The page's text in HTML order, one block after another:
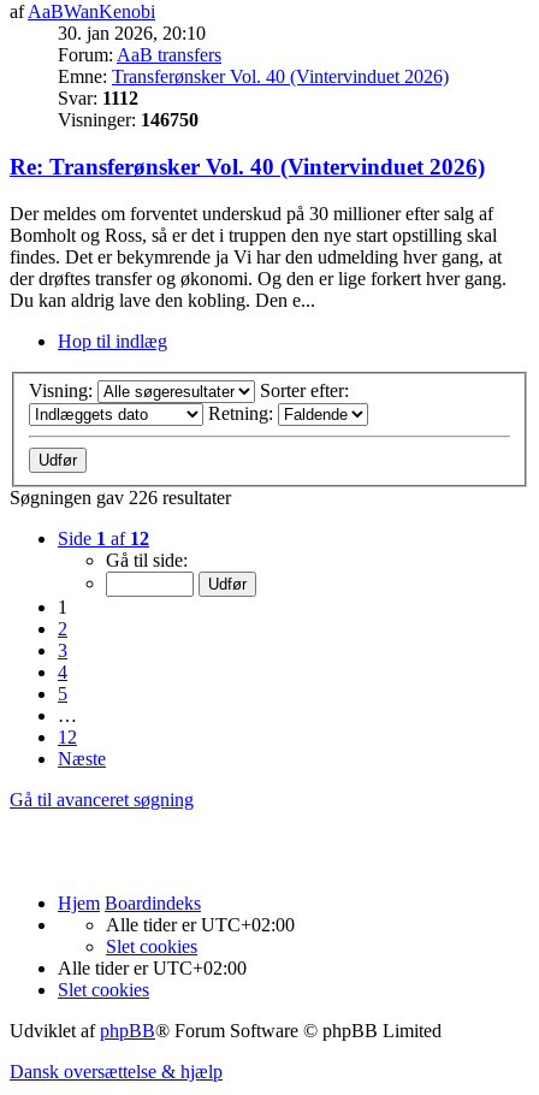
afAaBWanKenobi
30. jan 2026, 20:10
Forum: AaB transfers
Emne: Transferønsker Vol. 40 (Vintervinduet 2026)
Svar: 1112
Visninger: 146750
Re: Transferønsker Vol. 40 (Vintervinduet 2026)
Der meldes om forventet underskud på 30 millioner efter salg af
Bomholt og Ross, så er det i truppen den nye start opstilling skal
findes. Det er bekymrende ja Vi har den udmelding hver gang, at
der drøftes transfer og økonomi. Og den er lige forkert hver gang.
Du kan aldrig lave den kobling. Den e...
Hop til indlæg
Visning:
Sorter efter:
Retning:
Søgningen gav 226 resultater
Side 1 af 12
Gå til side:
1
2
3
4
5
…
12
Næste
Gå til avanceret søgning
Hjem Boardindeks
Alle tider erUTC+02:00
Slet cookies
Alle tider erUTC+02:00
Slet cookies
Udviklet afphpBB® Forum Software © phpBB Limited
Dansk oversættelse & hjælp